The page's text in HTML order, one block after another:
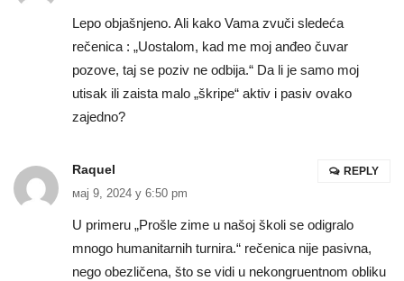
Lepo objašnjeno. Ali kako Vama zvuči sledeća
rečenica : „Uostalom, kad me moj anđeo čuvar
pozove, taj se poziv ne odbija.“ Da li je samo moj
utisak ili zaista malo „škripe“ aktiv i pasiv ovako
zajedno?
Raquel
мај 9, 2024 у 6:50 pm
U primeru „Prošle zime u našoj školi se odigralo
mnogo humanitarnih turnira.“ rečenica nije pasivna,
nego obezličena, što se vidi u nekongruentnom obliku
REPLY